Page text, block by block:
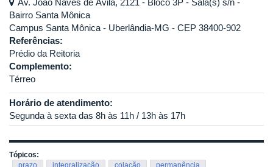
Bairro Santa Mônica
Campus Santa Mônica - Uberlândia-MG - CEP 38400-902
Referências:
Prédio da Reitoria
Complemento:
Térreo
Horário de atendimento:
Segunda à sexta das 8h às 11h / 13h às 17h
Tópicos:
prazo
integralização colação
permanência